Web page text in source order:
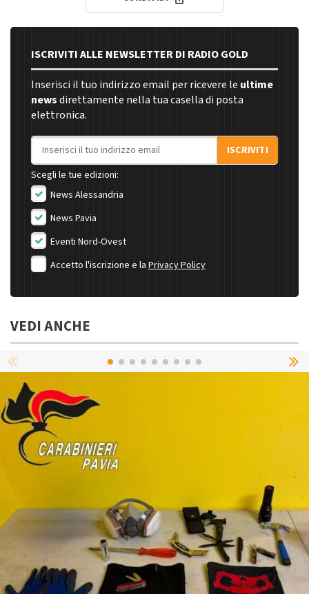
ISCRIVITI ALLE NEWSLETTER DI RADIO GOLD
Inserisci il tuo indirizzo email per ricevere le ultime
newsdirettamente nella tua casella di posta
elettronica.
Indirizzo email
ISCRIVITI
Scegli le tue edizioni:
News Alessandria
News Pavia
Eventi Nord-Ovest
Accetto l'iscrizione e la Privacy Policy
VEDI ANCHE